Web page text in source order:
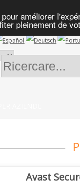
améliorer
pleinement de
Avast